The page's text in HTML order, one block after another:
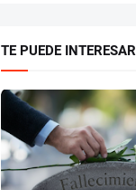
TE PUEDE INTERESAR